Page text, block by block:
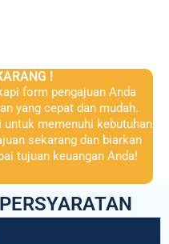
!
form pengajuan Anda
yang cepat dan mudah.
memenuhi kebutuhan
sekarang dan biarkan
tujuan keuangan Anda!